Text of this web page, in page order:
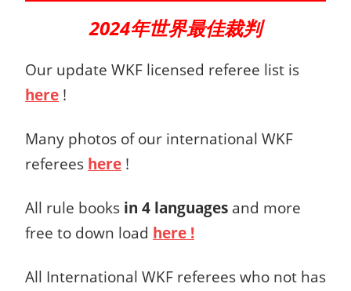
2024年世界最佳裁判
Our update WKF licensed referee list is
here !
Many photos of our international WKF
referees here !
All rule books in 4 languages and more
free to down load here !
All International WKF referees who not has